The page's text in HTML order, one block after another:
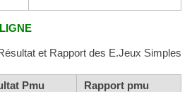
et Rapport des E.Jeux Simples
Pmu
Rapport pmu